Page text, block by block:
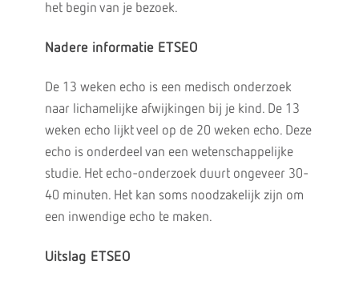
het begin van je bezoek.
Nadere informatie ETSEO
De 13 weken echo is een medisch onderzoek
naar lichamelijke afwijkingen bij je kind. De 13
weken echo lijkt veel op de 20 weken echo. Deze
echo is onderdeel van een wetenschappelijke
studie. Het echo-onderzoek duurt ongeveer 30-
40 minuten. Het kan soms noodzakelijk zijn om
een inwendige echo te maken.
Uitslag ETSEO